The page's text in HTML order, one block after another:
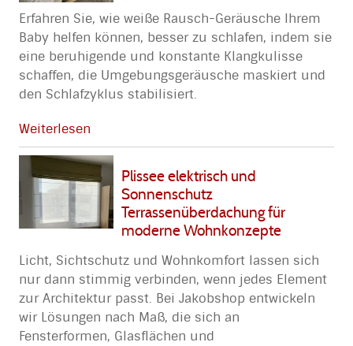
Erfahren Sie, wie weiße Rausch-Geräusche Ihrem
Baby helfen können, besser zu schlafen, indem sie
eine beruhigende und konstante Klangkulisse
schaffen, die Umgebungsgeräusche maskiert und
den Schlafzyklus stabilisiert.
Weiterlesen
Plissee elektrisch und
Sonnenschutz
Terrassenüberdachung für
moderne Wohnkonzepte
Licht, Sichtschutz und Wohnkomfort lassen sich
nur dann stimmig verbinden, wenn jedes Element
zur Architektur passt. Bei Jakobshop entwickeln
wir Lösungen nach Maß, die sich an
Fensterformen, Glasflächen und